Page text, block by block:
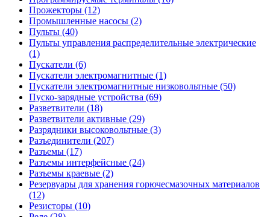
Прожекторы (12)
Промышленные насосы (2)
Пульты (40)
Пульты управления распределительные электрические
(1)
Пускатели (6)
Пускатели электромагнитные (1)
Пускатели электромагнитные низковольтные (50)
Пуско-зарядные устройства (69)
Разветвители (18)
Разветвители активные (29)
Разрядники высоковольтные (3)
Разъединители (207)
Разъемы (17)
Разъемы интерфейсные (24)
Разъемы краевые (2)
Резервуары для хранения горючесмазочных материалов
(12)
Резисторы (10)